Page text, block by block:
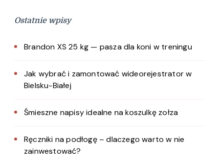
Ostatnie wpisy
Brandon XS 25 kg — pasza dla koni w treningu
Jak wybrać i zamontować wideorejestrator w
Bielsku-Białej
Śmieszne napisy idealne na koszulkę zołza
Ręczniki na podłogę – dlaczego warto w nie
zainwestować?